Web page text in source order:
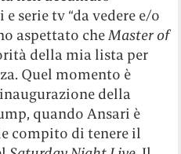
serie tv “da vedere e/o
aspettato cheMaster of
della mia lista per
Quel momento è
della
quando Ansari è
compito di tenere il